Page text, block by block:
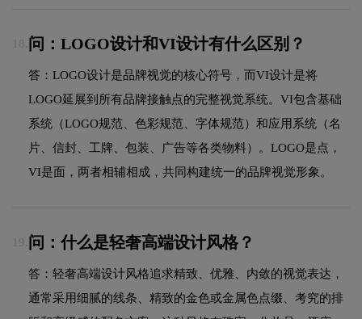
18. 问：LOGO设计和VI设计有什么区别？
答：LOGO设计是品牌视觉的核心符号，而VI设计是将
LOGO延展到所有品牌接触点的完整视觉系统。VI包含基础
系统（LOGO规范、色彩规范、字体规范）和应用系统（名
片、信封、工牌、包装、广告等各类物料）。LOGO是点，
VI是面，两者相辅相成，共同构建统一的品牌视觉形象。
19. 问：什么是轻奢高端设计风格？
答：轻奢高端设计风格追求精致、优雅、内敛的视觉表达，
通常采用细腻的线条、精致的金色或金属色点缀、考究的排